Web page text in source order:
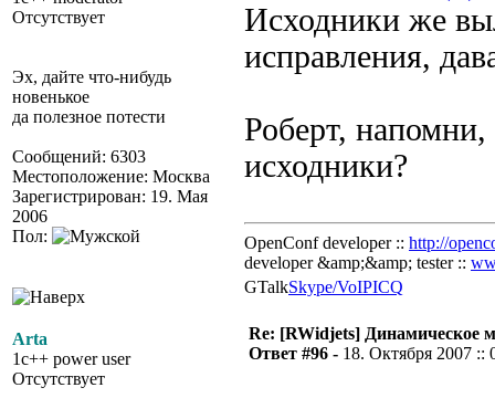
Отсутствует
Эх, дайте что-нибудь
новенькое
да полезное потести
Сообщений: 6303
Местоположение: Москва
Зарегистрирован: 19. Мая
2006
Пол:
Исходники же
исправления,
Роберт,
исходники?
OpenConf developer :: http://
developer &amp;&amp; tester ::
GTalkSkype/VoIPICQ
Arta
1c++ power user
Отсутствует
Re: [RWidjets] Динамическое
Ответ #96 - 18. Октября 2007 ::